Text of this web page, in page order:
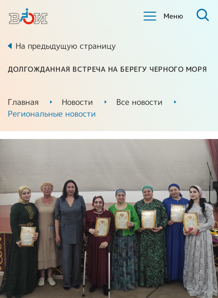
Меню
На предыдущую страницу
ДОЛГОЖДАННАЯ ВСТРЕЧА НА БЕРЕГУ ЧЕРНОГО МОРЯ
Главная Новости
Все новости
Региональные новости